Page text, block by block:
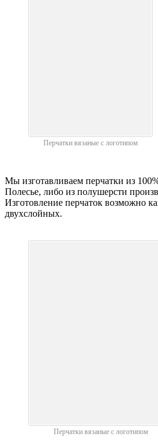
Перчатки вязаные с логотипом
Мы изготавливаем перчатки из
Полесье, либо из полушерсти
Изготовление перчаток возможно
двухслойных.
Перчатки вязаные с логотипом